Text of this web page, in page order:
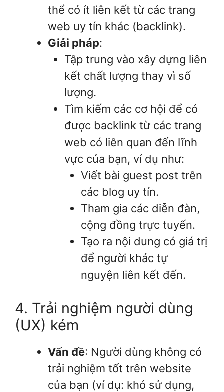
thể có ít liên kết từ các trang
web uy tín khác (backlink).
Giải pháp:
Tập trung vào xây dựng liên
kết chất lượng thay vì số
lượng.
Tìm kiếm các cơ hội để có
được backlink từ các trang
web có liên quan đến lĩnh
vực của bạn, ví dụ như:
Viết bài guest post trên
các blog uy tín.
Tham gia các diễn đàn,
cộng đồng trực tuyến.
Tạo ra nội dung có giá trị
để người khác tự
nguyện liên kết đến.
4. Trải nghiệm người dùng
(UX) kém
Vấn đề: Người dùng không có
trải nghiệm tốt trên website
của bạn (ví dụ: khó sử dụng,